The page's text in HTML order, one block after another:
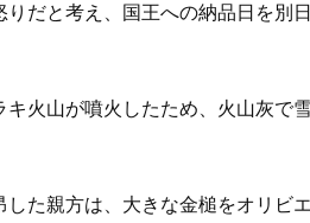
だと考え、国王への納品日を別
火山が噴火したため、火山灰で
た親方は、大きな金槌をオリビ